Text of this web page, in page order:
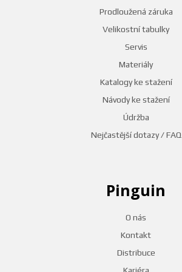
Prodloužená záruka
Velikostní tabulky
Servis
Materiály
Katalogy ke stažení
Návody ke stažení
Údržba
Nejčastější dotazy / FAQ
Pinguin
O nás
Kontakt
Distribuce